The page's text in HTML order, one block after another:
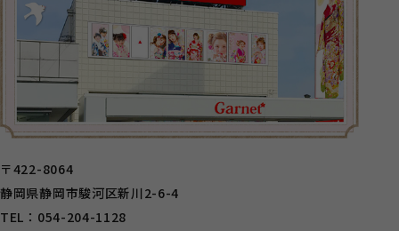
〒422-8064
静岡県静岡市駿河区新川2-6-4
TEL：054-204-1128